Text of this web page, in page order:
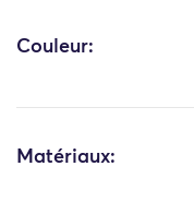
Couleur:
Matériaux: